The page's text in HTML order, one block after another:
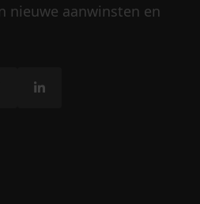
nieuwe aanwinsten en